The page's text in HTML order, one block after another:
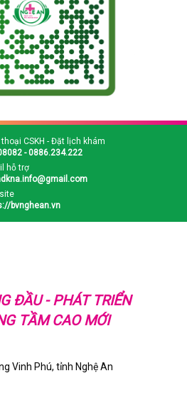
CSKH - Đặt lịch khám
- 0886.234.222
hỗ trợ
bvnghean.vn
ĐẦU - PHÁT TRIỂN
TẦM CAO MỚI
Vinh Phú, tỉnh Nghệ An